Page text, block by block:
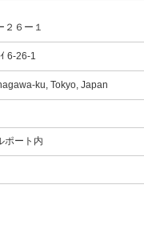
２６ー１
6-26-1
ku, Tokyo, Japan
ポート内